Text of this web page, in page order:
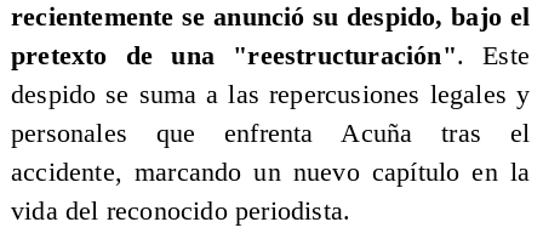
recientemente se anunció su despido, bajo el
pretexto de una "reestructuración". Este
despido se suma a las repercusiones legales y
personales que enfrenta Acuña tras el
accidente, marcando un nuevo capítulo en la
vida del reconocido periodista.